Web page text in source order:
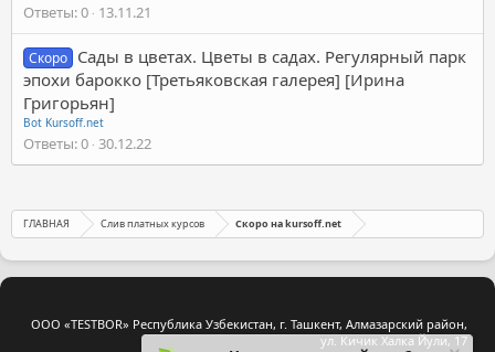
Ответы 0 13.11.21
Скоро Сады в цветах. Цветы в садах. Регулярный парк
эпохи барокко [Третьяковская галерея] [Ирина
Григорьян]
Bot Kursoff.net
Ответы 0 30.12.22
ГЛАВНАЯ Слив платных курсов Скоро на kursoff.net
ООО «TESTBOR» Республика Узбекистан, г. Ташкент, Алмазарский район,
ул. Кичик Халка Йули, 17